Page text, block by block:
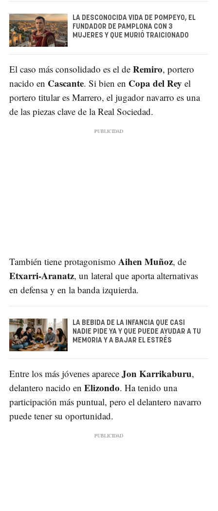
LA DESCONOCIDA VIDA DE POMPEYO, EL
FUNDADOR DE PAMPLONA CON 3
MUJERES Y QUE MURIÓ TRAICIONADO
El caso más consolidado es el de Remiro, portero
nacido en Cascante. Si bien en Copa del Rey el
portero titular es Marrero, el jugador navarro es una
de las piezas clave de la Real Sociedad.
También tiene protagonismo Aihen Muñoz, de
Etxarri-Aranatz, un lateral que aporta alternativas
en defensa y en la banda izquierda.
LA BEBIDA DE LA INFANCIA QUE CASI
NADIE PIDE YA Y QUE PUEDE AYUDAR A TU
MEMORIA Y A BAJAR EL ESTRÉS
Entre los más jóvenes aparece Jon Karrikaburu,
delantero nacido en Elizondo. Ha tenido una
participación más puntual, pero el delantero navarro
puede tener su oportunidad.